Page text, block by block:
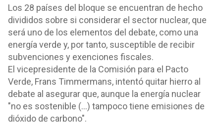
Los 28 países del bloque se encuentran de hecho
divididos sobre si considerar el sector nuclear, que
será uno de los elementos del debate, como una
energía verde y, por tanto, susceptible de recibir
subvenciones y exenciones fiscales.
El vicepresidente de la Comisión para el Pacto
Verde, Frans Timmermans, intentó quitar hierro al
debate al asegurar que, aunque la energía nuclear
"no es sostenible (...) tampoco tiene emisiones de
dióxido de carbono".